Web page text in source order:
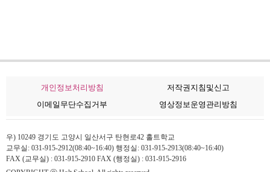
개인정보처리방침
저작권지침및신고
이메일무단수집거부
영상정보운영관리방침
우) 10249 경기도 고양시 일산서구 탄현로42 홀트학교
교무실: 031-915-2912(08:40~16:40) 행정실: 031-915-2913(08:40~16:40)
FAX (교무실) : 031-915-2910 FAX (행정실) : 031-915-2916